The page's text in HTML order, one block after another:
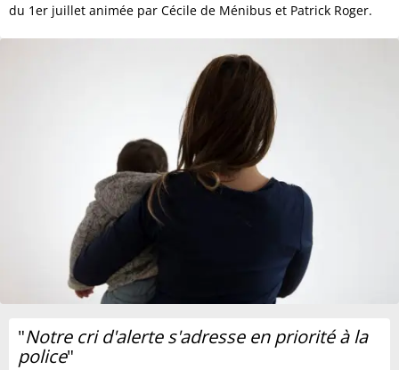
du 1er juillet animée par Cécile de Ménibus et Patrick Roger.
"Notre cri d'alerte s'adresse en priorité à la
police"